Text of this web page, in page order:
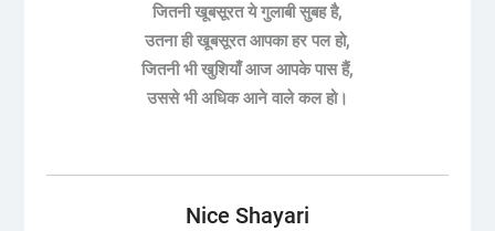
जितनी खूबसूरत ये गुलाबी सुबह है,
उतना ही खूबसूरत आपका हर पल हो,
जितनी भी खुशियाँ आज आपके पास हैं,
उससे भी अधिक आने वाले कल हो।
Nice Shayari